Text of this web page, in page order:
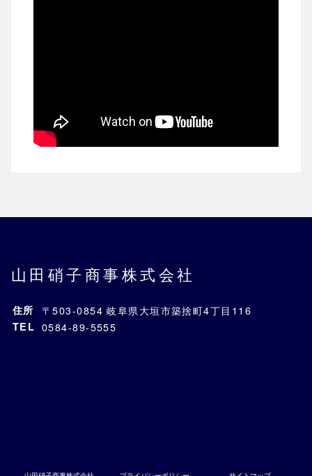
山田硝子商事株式会社
住所 〒503-0854 岐阜県大垣市築捨町4丁目116
TEL 0584-89-5555